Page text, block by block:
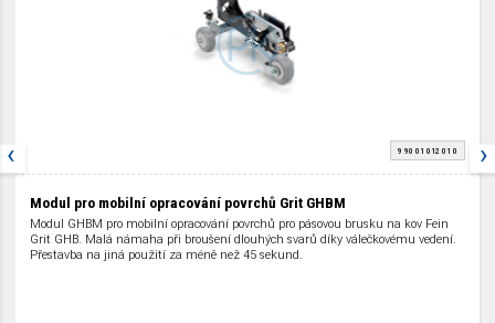
9 90 01 012 01 0
Modul pro mobilní opracování povrchů Grit GHBM
Modul GHBM pro mobilní opracování povrchů pro pásovou brusku na kov Fein
Grit GHB. Malá námaha při broušení dlouhých svarů díky válečkovému vedení.
Přestavba na jiná použití za méně než 45 sekund.
‹ ›